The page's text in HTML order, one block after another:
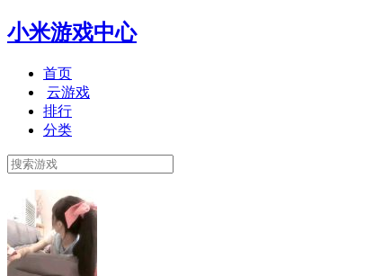
小米游戏中心
首页
云游戏
排行
分类